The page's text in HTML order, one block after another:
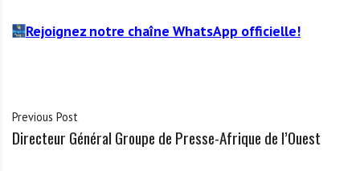
Rejoignez notre chaîne WhatsApp officielle!
Previous Post
Directeur Général Groupe de Presse-Afrique de l’Ouest